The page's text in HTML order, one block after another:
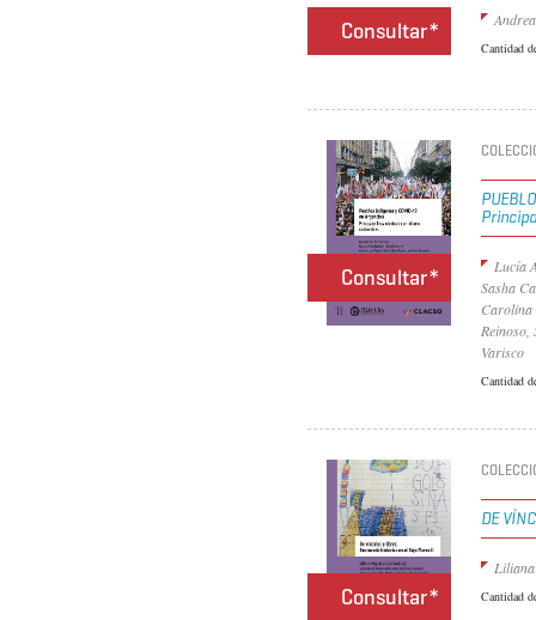
Consultar*
Cantidad
Consultar*
Lucía
Sasha
Carolina
Varisco
Cantidad
Consultar*
DE
Cantidad